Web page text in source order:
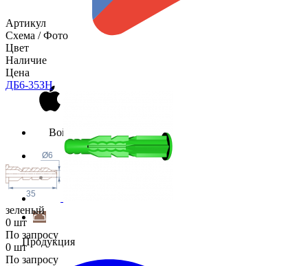
Войти
Продукция
Артикул
Схема / Фото
Цвет
Наличие
Цена
ДБ6-35ЗН
Ø6
35
зеленый
0 шт
По запросу
0 шт
По запросу